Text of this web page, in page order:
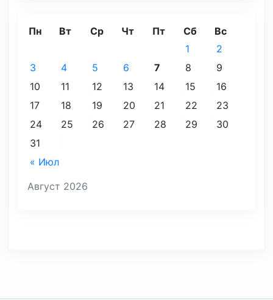
Август 2026
Пн Вт Ср Чт Пт Сб Вс
« Июл
1
2
3
4 5 6 7 8
9
10
11 12 13 14 15
16
17
18 19 20 21 22
23
24
25 26 27 28 29
30
31